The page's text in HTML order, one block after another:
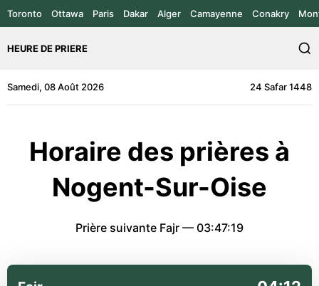
Toronto Ottawa Paris Dakar Alger Camayenne Conakry
HEURE DE PRIERE
Samedi, 08 Août 2026 24 Safar 1448
Horaire des prières à
Nogent-Sur-Oise
Prière suivante Fajr — 03:47:19